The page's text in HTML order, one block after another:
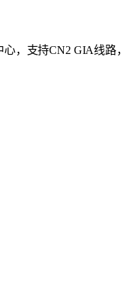
，支持CN2 GIA线路